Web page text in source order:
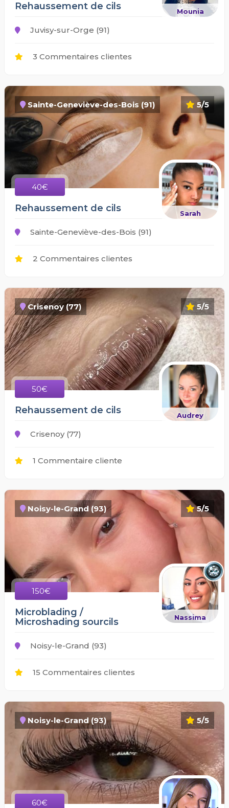
Mounia
Rehaussement de cils
Juvisy-sur-Orge (91)
3 Commentaires clientes
5/5
Sainte-Geneviève-des-Bois (91)
40€
Sarah
Rehaussement de cils
Sainte-Geneviève-des-Bois (91)
2 Commentaires clientes
5/5
Crisenoy (77)
50€
Audrey
Rehaussement de cils
Crisenoy (77)
1 Commentaire cliente
5/5
Noisy-le-Grand (93)
150€
Nassima
Microblading /
Microshading sourcils
Noisy-le-Grand (93)
15 Commentaires clientes
5/5
Noisy-le-Grand (93)
60€